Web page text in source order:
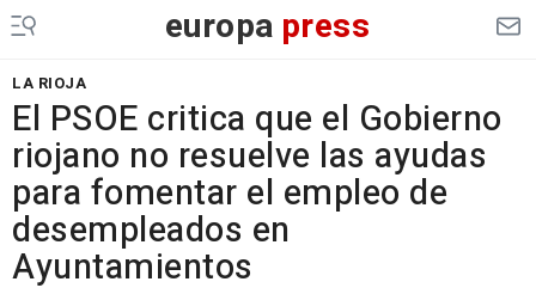
europa press
LA RIOJA
El PSOE critica que el Gobierno
riojano no resuelve las ayudas
para fomentar el empleo de
desempleados en
Ayuntamientos